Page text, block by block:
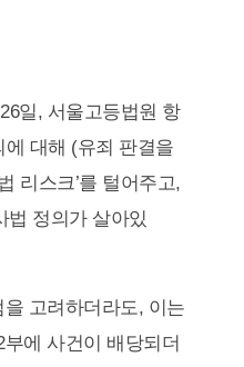
일, 서울고등법원 항
대해 (유죄 판결을
리스크’를 털어주고,
법 정의가 살아있
고려하더라도, 이는
에 사건이 배당되더